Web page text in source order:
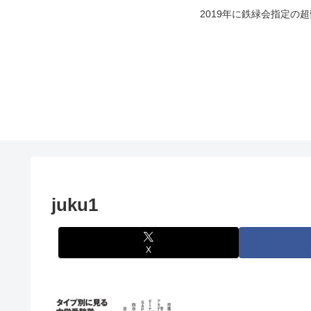
2019年に鉄緑会指定の
juku1
X